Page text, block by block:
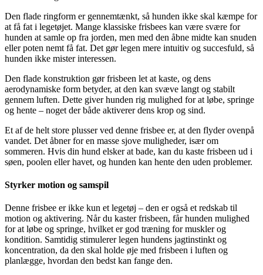
Den flade ringform er gennemtænkt, så hunden ikke skal kæmpe for
at få fat i legetøjet. Mange klassiske frisbees kan være svære for
hunden at samle op fra jorden, men med den åbne midte kan snuden
eller poten nemt få fat. Det gør legen mere intuitiv og succesfuld, så
hunden ikke mister interessen.
Den flade konstruktion gør frisbeen let at kaste, og dens
aerodynamiske form betyder, at den kan svæve langt og stabilt
gennem luften. Dette giver hunden rig mulighed for at løbe, springe
og hente – noget der både aktiverer dens krop og sind.
Et af de helt store plusser ved denne frisbee er, at den flyder ovenpå
vandet. Det åbner for en masse sjove muligheder, især om
sommeren. Hvis din hund elsker at bade, kan du kaste frisbeen ud i
søen, poolen eller havet, og hunden kan hente den uden problemer.
Styrker motion og samspil
Denne frisbee er ikke kun et legetøj – den er også et redskab til
motion og aktivering. Når du kaster frisbeen, får hunden mulighed
for at løbe og springe, hvilket er god træning for muskler og
kondition. Samtidig stimulerer legen hundens jagtinstinkt og
koncentration, da den skal holde øje med frisbeen i luften og
planlægge, hvordan den bedst kan fange den.